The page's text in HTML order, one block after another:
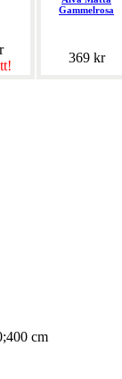
Gammelrosa
369 kr
cm